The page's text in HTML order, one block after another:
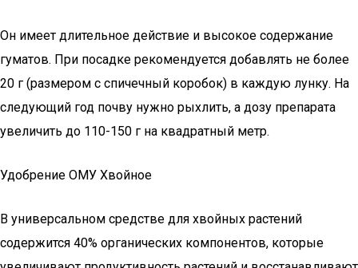
Он имеет длительное действие и высокое содержание
гуматов. При посадке рекомендуется добавлять не более
20 г (размером с спичечный коробок) в каждую лунку. На
следующий год почву нужно рыхлить, а дозу препарата
увеличить до 110-150 г на квадратный метр.
Удобрение ОМУ Хвойное
В универсальном средстве для хвойных растений
содержится 40% органических компонентов, которые